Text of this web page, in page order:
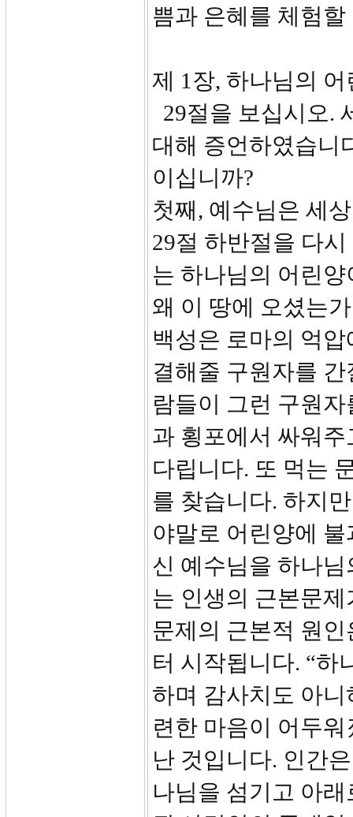
쁨과 은혜를 체험
제 1장, 하나님의
29절을 보십시오.
대해 증언하였습니
이십니까?
첫째, 예수님은 세
29절 하반절을 다
는 하나님의 어린
왜 이 땅에 오셨는
백성은 로마의 억
결해줄 구원자를
람들이 그런 구원
과 횡포에서 싸워
다립니다. 또 먹는
를 찾습니다. 하지
야말로 어린양에
신 예수님을 하나
는 인생의 근본문
문제의 근본적 원
터 시작됩니다. “하
하며 감사치도 아
련한 마음이 어두
난 것입니다. 인간
나님을 섬기고 아